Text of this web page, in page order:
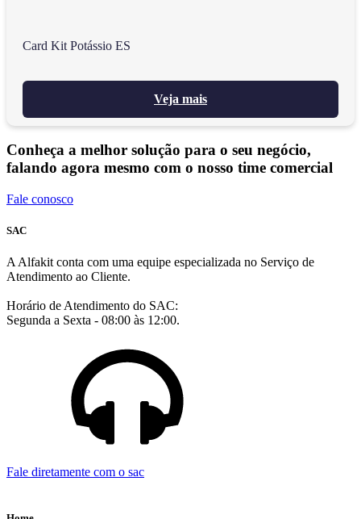
Card Kit Potássio ES
Veja mais
Conheça a melhor solução para o seu negócio,
falando agora mesmo com o nosso time comercial
Fale conosco
SAC
A Alfakit conta com uma equipe especializada no Serviço de
Atendimento ao Cliente.
Horário de Atendimento do SAC:
Segunda a Sexta - 08:00 às 12:00.
Fale diretamente com o sac